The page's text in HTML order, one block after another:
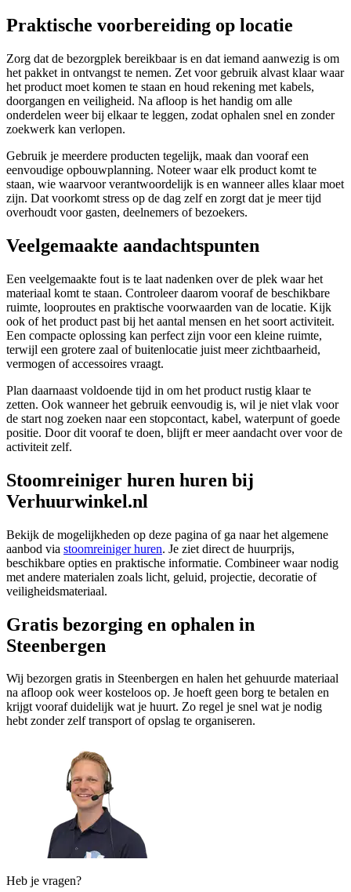
Praktische voorbereiding op locatie
Zorg dat de bezorgplek bereikbaar is en dat iemand aanwezig is om
het pakket in ontvangst te nemen. Zet voor gebruik alvast klaar waar
het product moet komen te staan en houd rekening met kabels,
doorgangen en veiligheid. Na afloop is het handig om alle
onderdelen weer bij elkaar te leggen, zodat ophalen snel en zonder
zoekwerk kan verlopen.
Gebruik je meerdere producten tegelijk, maak dan vooraf een
eenvoudige opbouwplanning. Noteer waar elk product komt te
staan, wie waarvoor verantwoordelijk is en wanneer alles klaar moet
zijn. Dat voorkomt stress op de dag zelf en zorgt dat je meer tijd
overhoudt voor gasten, deelnemers of bezoekers.
Veelgemaakte aandachtspunten
Een veelgemaakte fout is te laat nadenken over de plek waar het
materiaal komt te staan. Controleer daarom vooraf de beschikbare
ruimte, looproutes en praktische voorwaarden van de locatie. Kijk
ook of het product past bij het aantal mensen en het soort activiteit.
Een compacte oplossing kan perfect zijn voor een kleine ruimte,
terwijl een grotere zaal of buitenlocatie juist meer zichtbaarheid,
vermogen of accessoires vraagt.
Plan daarnaast voldoende tijd in om het product rustig klaar te
zetten. Ook wanneer het gebruik eenvoudig is, wil je niet vlak voor
de start nog zoeken naar een stopcontact, kabel, waterpunt of goede
positie. Door dit vooraf te doen, blijft er meer aandacht over voor de
activiteit zelf.
Stoomreiniger huren huren bij
Verhuurwinkel.nl
Bekijk de mogelijkheden op deze pagina of ga naar het algemene
aanbod via stoomreiniger huren. Je ziet direct de huurprijs,
beschikbare opties en praktische informatie. Combineer waar nodig
met andere materialen zoals licht, geluid, projectie, decoratie of
veiligheidsmateriaal.
Gratis bezorging en ophalen in
Steenbergen
Wij bezorgen gratis in Steenbergen en halen het gehuurde materiaal
na afloop ook weer kosteloos op. Je hoeft geen borg te betalen en
krijgt vooraf duidelijk wat je huurt. Zo regel je snel wat je nodig
hebt zonder zelf transport of opslag te organiseren.
Heb je vragen?